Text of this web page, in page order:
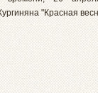
"Красная